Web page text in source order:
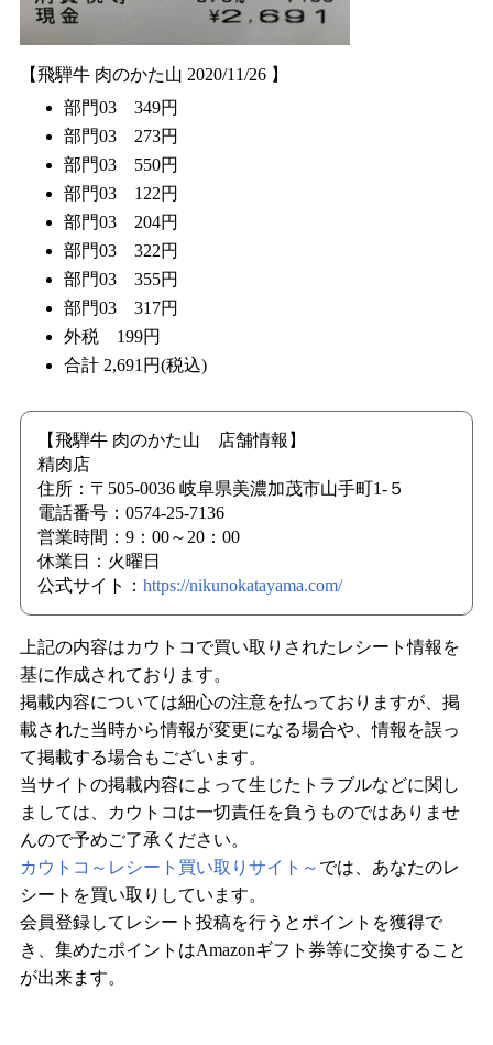
【飛騨牛 肉のかた山 2020/11/26 】
部門03 349円
部門03 273円
部門03 550円
部門03 122円
部門03 204円
部門03 322円
部門03 355円
部門03 317円
外税 199円
合計 2,691円(税込)
【飛騨牛 肉のかた山 店舗情報】
精肉店
住所：〒505-0036 岐阜県美濃加茂市山手町1-５
電話番号：0574-25-7136
営業時間：9：00～20：00
休業日：火曜日
公式サイト： https://nikunokatayama.com/
上記の内容はカウトコで買い取りされたレシート情報を
基に作成されております。
掲載内容については細心の注意を払っておりますが、掲
載された当時から情報が変更になる場合や、情報を誤っ
て掲載する場合もございます。
当サイトの掲載内容によって生じたトラブルなどに関し
ましては、カウトコは一切責任を負うものではありませ
んので予めご了承ください。
カウトコ～レシート買い取りサイト～ では、あなたのレ
シートを買い取りしています。
会員登録してレシート投稿を行うとポイントを獲得で
き、集めたポイントはAmazonギフト券等に交換すること
が出来ます。